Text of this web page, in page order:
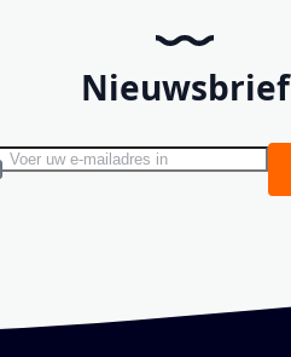
Nieuwsbrief
u op onze nieuwsbrief